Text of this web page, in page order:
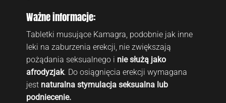
Ważne informacje:
Tabletki musujące Kamagra, podobnie jak inne
leki na zaburzenia erekcji, nie zwiększają
pożądania seksualnego i nie służą jako
afrodyzjak. Do osiągnięcia erekcji wymagana
jest naturalna stymulacja seksualna lub
podniecenie.